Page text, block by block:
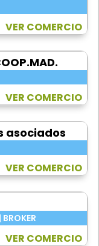
VER COMERCIO
VER COMERCIO
asociados
VER COMERCIO
VER COMERCIO